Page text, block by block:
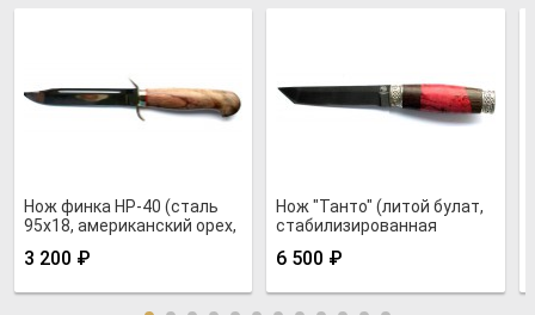
Нож финка НР-40 (сталь
95х18, американский орех,
3 200 ₽
Нож "Танто" (литой булат,
стабилизированная
мельхиор)
6 500 ₽